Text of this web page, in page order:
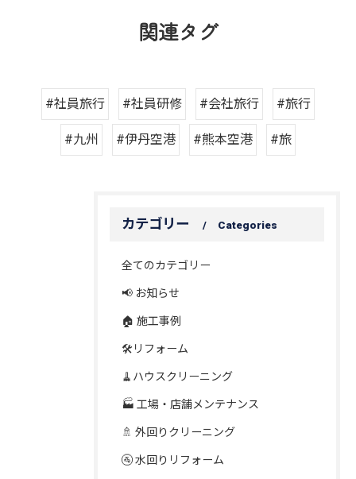
関連タグ
#社員旅行 #社員研修 #会社旅行 #旅行
#九州 #伊丹空港 #熊本空港 #旅
カテゴリー Categories
全てのカテゴリー
📢 お知らせ
🏠 施工事例
🛠️リフォーム
🧹ハウスクリーニング
🏭 工場・店舗メンテナンス
🚿 外回りクリーニング
🚰 水回りリフォーム